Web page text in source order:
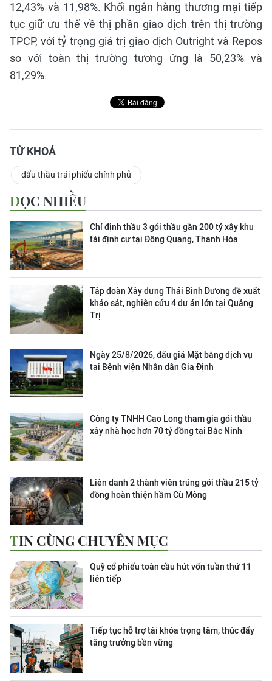
12,43% và 11,98%. Khối ngân hàng thương mại tiếp
tục giữ ưu thế về thị phần giao dịch trên thị trường
TPCP, với tỷ trọng giá trị giao dịch Outright và Repos
so với toàn thị trường tương ứng là 50,23% và
81,29%.
TỪ KHOÁ
đấu thầu trái phiếu chính phủ
ĐỌC NHIỀU
Chỉ định thầu 3 gói thầu gần 200 tỷ xây khu
tái định cư tại Đông Quang, Thanh Hóa
Tập đoàn Xây dựng Thái Bình Dương đề xuất
khảo sát, nghiên cứu 4 dự án lớn tại Quảng
Trị
Ngày 25/8/2026, đấu giá Mặt bằng dịch vụ
tại Bệnh viện Nhân dân Gia Định
Công ty TNHH Cao Long tham gia gói thầu
xây nhà học hơn 70 tỷ đồng tại Bắc Ninh
Liên danh 2 thành viên trúng gói thầu 215 tỷ
đồng hoàn thiện hầm Cù Mông
TIN CÙNG CHUYÊN MỤC
Quỹ cổ phiếu toàn cầu hút vốn tuần thứ 11
liên tiếp
Tiếp tục hỗ trợ tài khóa trọng tâm, thúc đẩy
tăng trưởng bền vững